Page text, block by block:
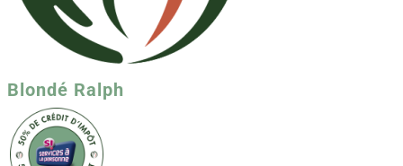
Blondé Ralph